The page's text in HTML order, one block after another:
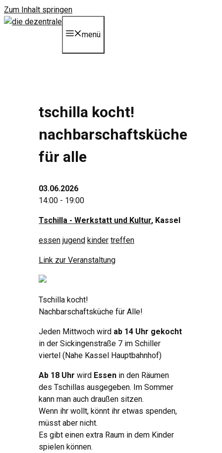
Zum Inhalt springen
menü
tschilla kocht!
nachbarschaftsküche
für alle
03.06.2026
14:00 - 19:00
Tschilla - Werkstatt und Kultur, Kassel
essen jugend kinder treffen
Link zur Veranstaltung
Tschilla kocht!
Nachbarschaftsküche für Alle!
Jeden Mittwoch wird ab 14 Uhr gekocht
in der Sickingenstraße 7 im Schiller
viertel (Nahe Kassel Hauptbahnhof)
Ab 18 Uhr wird Essen in den Räumen
des Tschillas ausgegeben. Im Sommer
kann man auch draußen sitzen.
Wenn ihr wollt, könnt ihr etwas spenden,
müsst aber nicht.
Es gibt einen extra Raum in dem Kinder
spielen können.